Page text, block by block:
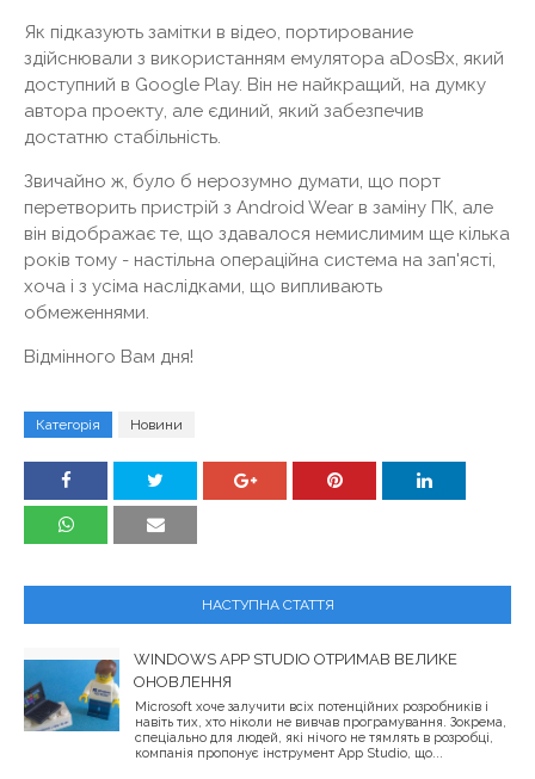
Як підказують замітки в відео, портирование
здійснювали з використанням емулятора aDosBx, який
доступний в Google Play. Він не найкращий, на думку
автора проекту, але єдиний, який забезпечив
достатню стабільність.
Звичайно ж, було б нерозумно думати, що порт
перетворить пристрій з Android Wear в заміну ПК, але
він відображає те, що здавалося немислимим ще кілька
років тому - настільна операційна система на зап'ясті,
хоча і з усіма наслідками, що випливають
обмеженнями.
Відмінного Вам дня!
Категорія Новини
НАСТУПНА СТАТТЯ
WINDOWS APP STUDIO ОТРИМАВ ВЕЛИКЕ
ОНОВЛЕННЯ
Microsoft хоче залучити всіх потенційних розробників і
навіть тих, хто ніколи не вивчав програмування. Зокрема,
спеціально для людей, які нічого не тямлять в розробці,
компанія пропонує інструмент App Studio, що...